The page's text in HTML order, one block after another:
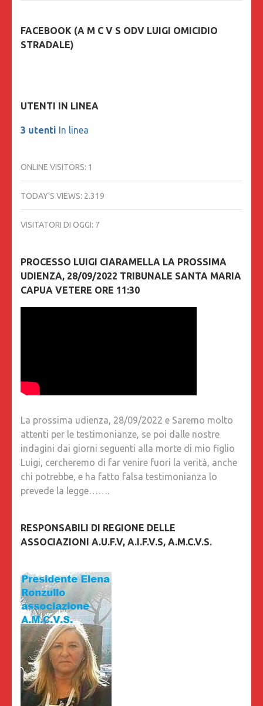
FACEBOOK (A M C V S ODV LUIGI OMICIDIO
STRADALE)
UTENTI IN LINEA
3 utenti In linea
ONLINE VISITORS: 1
TODAY'S VIEWS: 2.319
VISITATORI DI OGGI: 7
PROCESSO LUIGI CIARAMELLA LA PROSSIMA
UDIENZA, 28/09/2022 TRIBUNALE SANTA MARIA
CAPUA VETERE ORE 11:30
La prossima udienza, 28/09/2022 e Saremo molto
attenti per le testimonianze, se poi dalle nostre
indagini dai giorni seguenti alla morte di mio figlio
Luigi, cercheremo di far venire fuori la verità, anche
chi potrebbe, e ha fatto falsa testimonianza lo
prevede la legge…….
RESPONSABILI DI REGIONE DELLE
ASSOCIAZIONI A.U.F.V, A.I.F.V.S, A.M.C.V.S.